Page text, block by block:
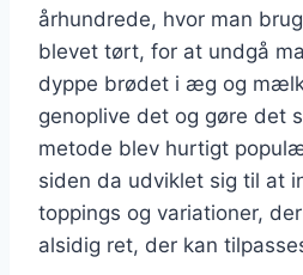
århundrede, hvor man
blevet tørt, for at undgå
dyppe brødet i æg og
genoplive det og gøre det
metode blev hurtigt
siden da udviklet sig til at
toppings og variationer,
alsidig ret, der kan